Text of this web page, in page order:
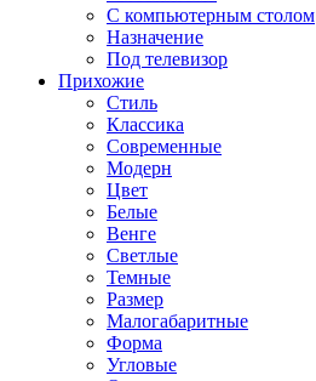
С компьютерным столом
Назначение
Под телевизор
Прихожие
Стиль
Классика
Современные
Модерн
Цвет
Белые
Венге
Светлые
Темные
Размер
Малогабаритные
Форма
Угловые